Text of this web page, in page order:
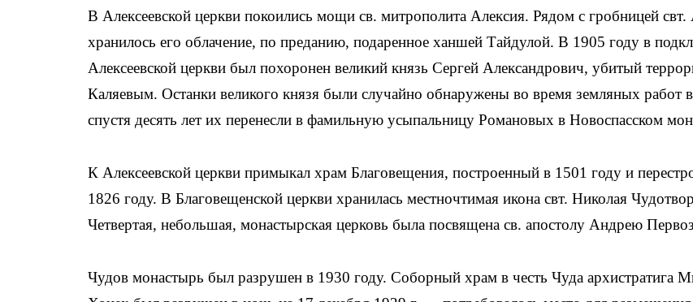
В Алексеевской церкви покоились мощи св. митрополита Алексия. Рядом с гробницей свт.
хранилось его облачение, по преданию, подаренное ханшей Тайдулой. В 1905 году в
Алексеевской церкви был похоронен великий князь Сергей Александрович, убитый
Каляевым. Останки великого князя были случайно обнаружены во время земляных работ
спустя десять лет их перенесли в фамильную усыпальницу Романовых в Новоспасском
К Алексеевской церкви примыкал храм Благовещения, построенный в 1501 году и
1826 году. В Благовещенской церкви хранилась местночтимая икона свт. Николая
Четвертая, небольшая, монастырская церковь была посвящена св. апостолу Андрею
Чудов монастырь был разрушен в 1930 году. Соборный храм в честь Чуда архистратига